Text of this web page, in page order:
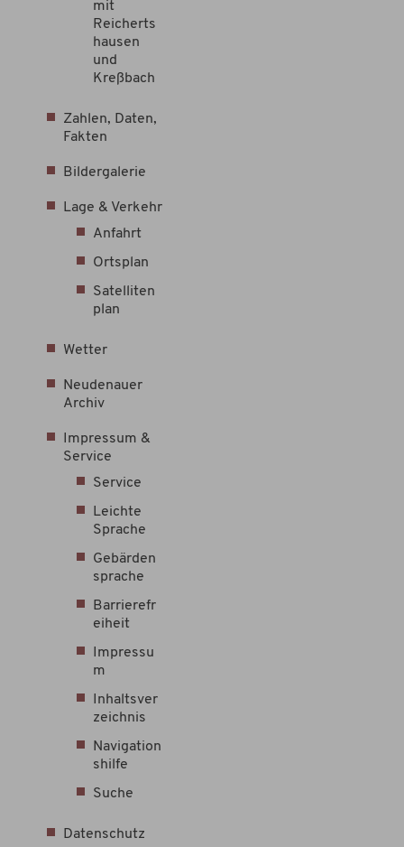
mit
Reicherts
hausen
und
Kreßbach
Zahlen, Daten,
Fakten
Bildergalerie
Lage & Verkehr
Anfahrt
Ortsplan
Satelliten
plan
Wetter
Neudenauer
Archiv
Impressum &
Service
Service
Leichte
Sprache
Gebärden
sprache
Barrierefr
eiheit
Impressu
m
Inhaltsver
zeichnis
Navigation
shilfe
Suche
Datenschutz